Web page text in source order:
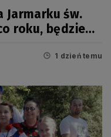
Jarmarku św.
roku, będzie
1 dzień temu